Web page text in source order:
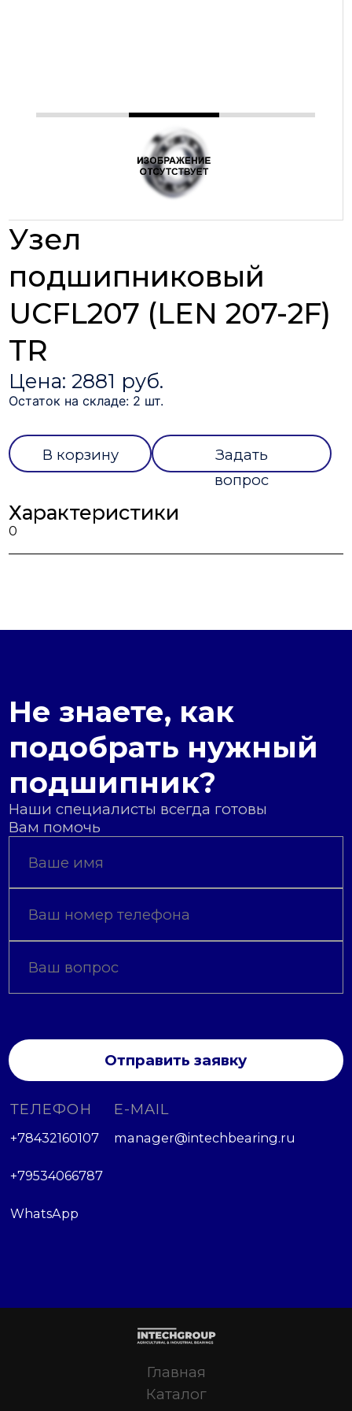
Узел
подшипниковый
UCFL207 (LEN 207-2F)
TR
Цена: 2881 руб.
Остаток на складе: 2 шт.
В корзину
Задать
вопрос
Характеристики
0
Не знаете, как
подобрать нужный
подшипник?
Наши специалисты всегда готовы
Вам помочь
Отправить заявку
ТЕЛЕФОН
+78432160107
+79534066787
WhatsApp
E-MAIL
manager@intechbearing.ru
Главная
Каталог